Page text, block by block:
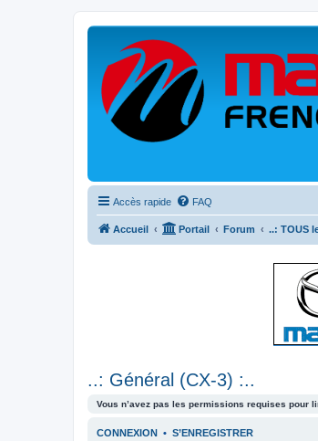
Accès rapide FAQ
Accueil Portail Forum ..: TOUS
..: Général (CX-3) :..
Vous n’avez pas les permissions requises pour
CONNEXION • S’ENREGISTRER